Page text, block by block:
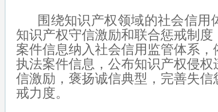
围绕知识产权领域的社会信用
知识产权守信激励和联合惩戒制
案件信息纳入社会信用监管体系
执法案件信息，公布知识产权侵
信激励，褒扬诚信典型，完善失
戒力度。